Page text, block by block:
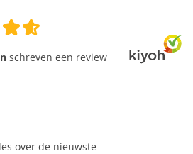
schreven een review
over de nieuwste